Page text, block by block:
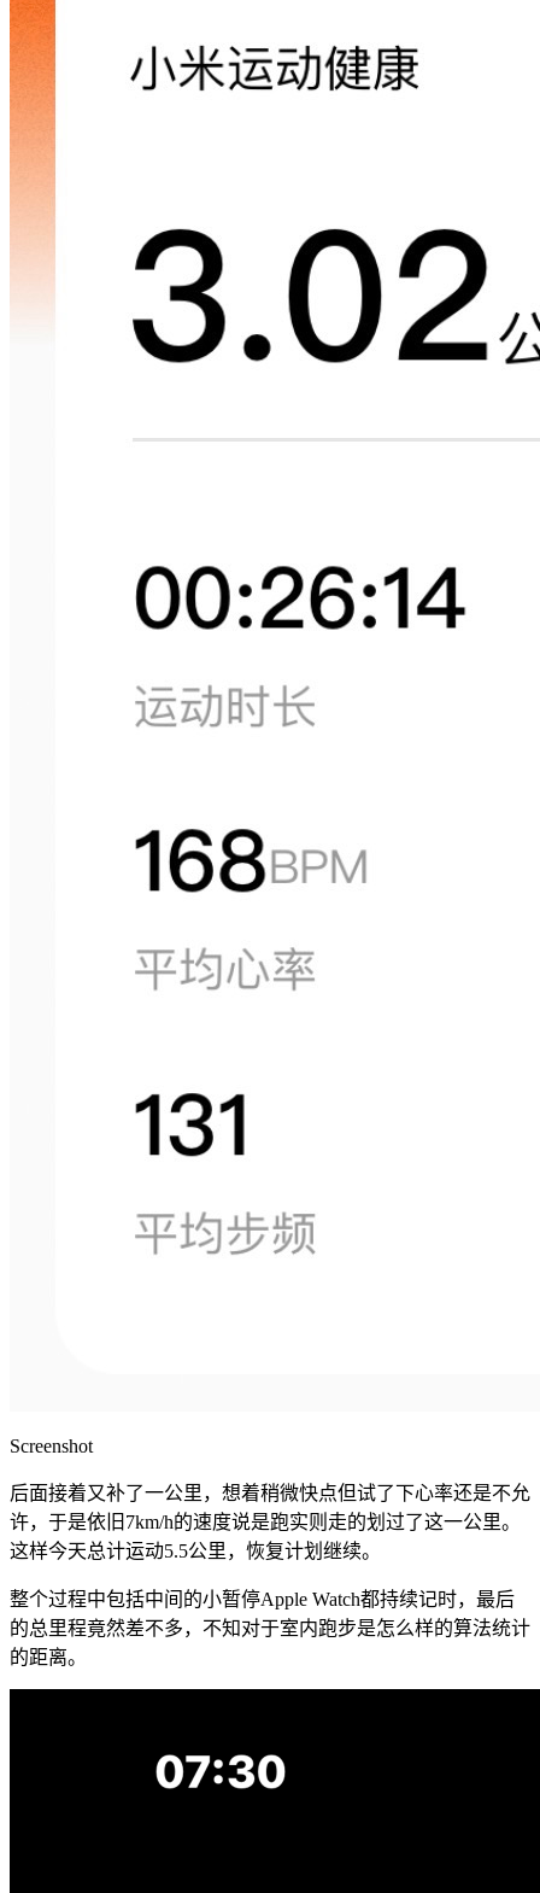
Screenshot
后面接着又补了一公里，想着稍微快点但试了下心率还是不允
许，于是依旧7km/h的速度说是跑实则走的划过了这一公里。
这样今天总计运动5.5公里，恢复计划继续。
整个过程中包括中间的小暂停Apple Watch都持续记时，最后
的总里程竟然差不多，不知对于室内跑步是怎么样的算法统计
的距离。